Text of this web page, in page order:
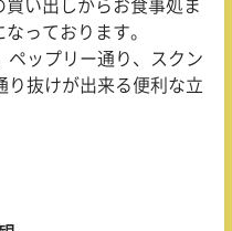
い出しからお食事処ま
っております。
ペップリー通り、スクン
り抜けが出来る便利な立